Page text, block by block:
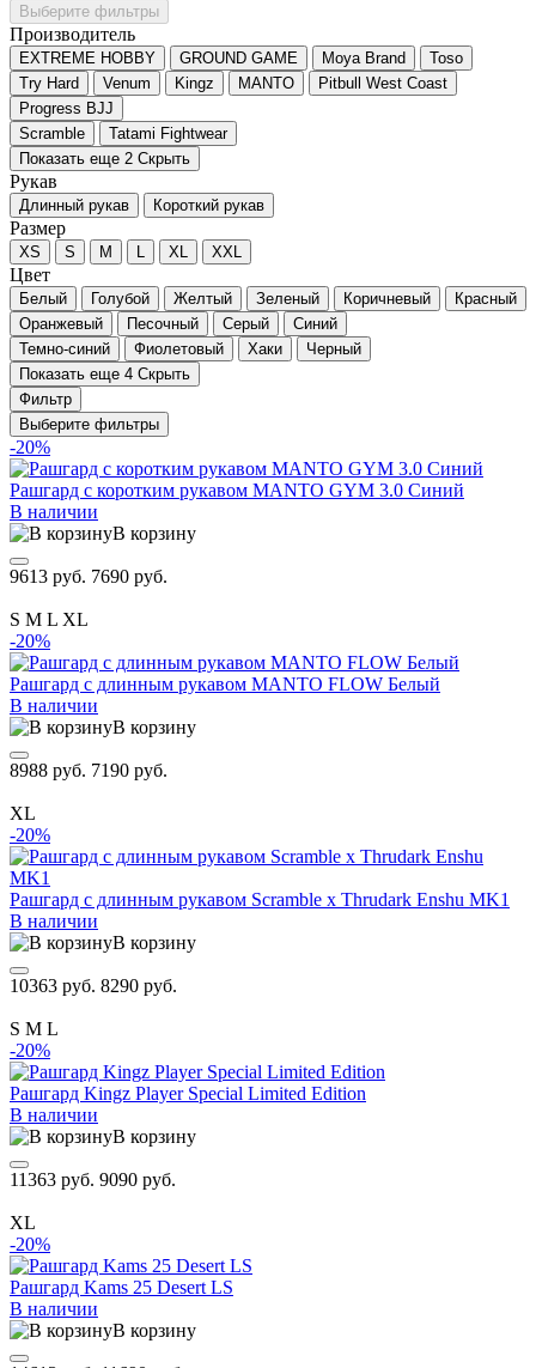
Выберите фильтры
Производитель
EXTREME HOBBY GROUND GAME Moya Brand
Toso
Try Hard
Venum Kingz MANTO
Pitbull West Coast
Progress BJJ
Scramble
Tatami Fightwear
Показать еще 2 Скрыть
Рукав
Длинный рукав Короткий рукав
Размер
XS S M XL XXL
Цвет
Белый Голубой Желтый Зеленый Коричневый
Красный
Оранжевый
Песочный Серый
Синий
Темно-синий
Фиолетовый Хаки
Черный
Показать еще 4 Скрыть
Фильтр
Выберите фильтры
-20%
Рашгард с коротким рукавом MANTO GYM 3.0 Синий
В наличии
В корзину
9613 руб. 7690 руб.
S M L XL
-20%
Рашгард с длинным рукавом MANTO FLOW Белый
В наличии
В корзину
8988 руб. 7190 руб.
XL
-20%
Рашгард с длинным рукавом Scramble x Thrudark Enshu MK1
В наличии
В корзину
10363 руб. 8290 руб.
S M L
-20%
Рашгард Kingz Player Special Limited Edition
В наличии
В корзину
11363 руб. 9090 руб.
XL
-20%
Рашгард Kams 25 Desert LS
В наличии
В корзину